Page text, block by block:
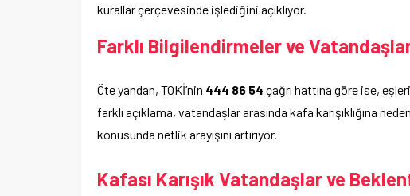
kurallar çerçevesinde işlediğini açıklıyor.
Farklı Bilgilendirmeler ve
Öte yandan, TOKİ’nin 444 86 54 çağrı hattına göre ise,
farklı açıklama, vatandaşlar arasında kafa karışıklığına
konusunda netlik arayışını artırıyor.
Kafası Karışık Vatandaşlar ve